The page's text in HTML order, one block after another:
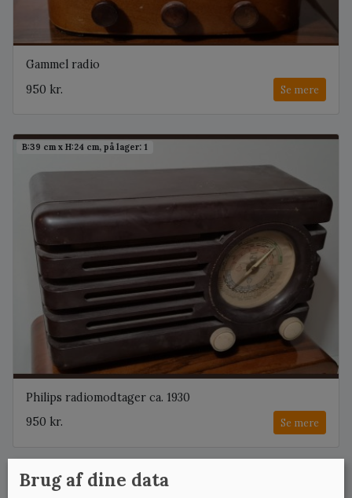
Gammel radio
950 kr.
Se mere
B:39 cm x H:24 cm, på lager: 1
Philips radiomodtager ca. 1930
950 kr.
Se mere
Brug af dine data